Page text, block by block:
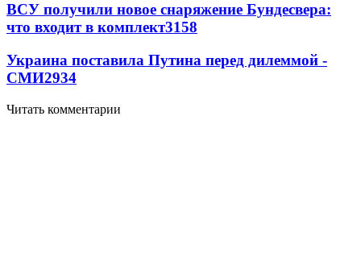
ВСУ получили новое снаряжение Бундесвера:
что входит в комплект3158
Украина поставила Путина перед дилеммой -
СМИ2934
Читать комментарии